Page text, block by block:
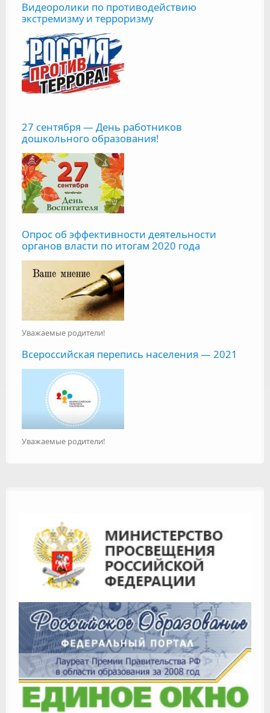
Видеоролики по противодействию
экстремизму и терроризму
27 сентября — День работников
дошкольного образования!
Опрос об эффективности деятельности
органов власти по итогам 2020 года
Уважаемые родители!
Всероссийская перепись населения — 2021
Уважаемые родители!